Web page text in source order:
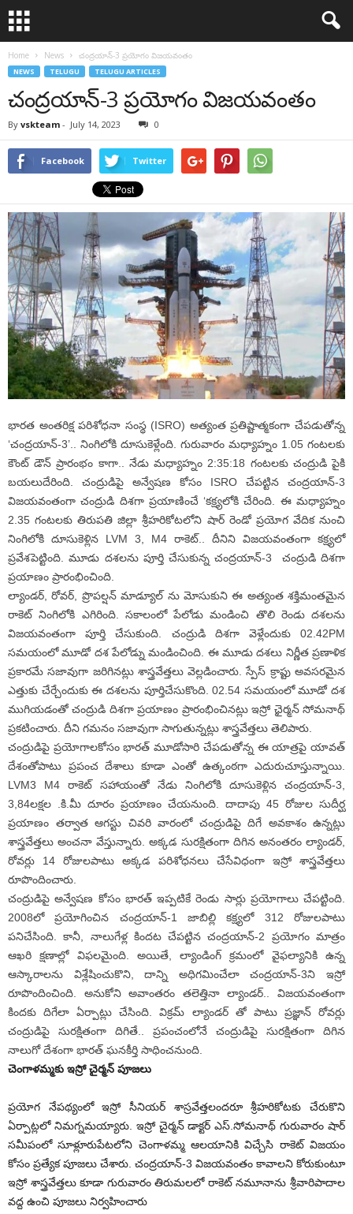
Home News చంద్రయాన్-3 ప్రయోగం విజయవంతం
NEWS TELUGU TELUGU ARTICLES
చంద్రయాన్-3 ప్రయోగం విజయవంతం
By vskteam - July 14, 2023 0
Facebook Twitter
భారత అంతరిక్ష పరిశోధనా సంస్థ (ISRO) అత్యంత ప్రతిష్టాత్మకంగా చేపడుతోన్న
‘చంద్రయాన్-3’.. నింగిలోకి దూసుకెళ్లేంది. గురువారం మధ్యాహ్నం 1.05 గంటలకు
కౌంట్ డౌన్ ప్రారంభం కాగా.. నేడు మధ్యాహ్నం 2:35:18 గంటలకు చంద్రుడి పైకి
బయలుదేరింది. చంద్రుడిపై అన్వేషణ కోసం ISRO చేపట్టిన చంద్రయాన్-3
విజయవంతంగా చంద్రుడి దిశగా ప్రయాణించే ‘కక్ష్యలోకి చేరింది. ఈ మధ్యాహ్నం
2.35 గంటలకు తిరుపతి జిల్లా శ్రీహరికోటలోని షార్ రెండో ప్రయోగ వేదిక నుంచి
నింగిలోకి దూసుకెళ్లిన LVM 3, M4 రాకెట్.. దీనిని విజయవంతంగా కక్ష్యలో
ప్రవేశపెట్టింది. మూడు దశలను పూర్తి చేసుకున్న చంద్రయాన్-3 చంద్రుడి దిశగా
ప్రయాణం ప్రారంభించింది.
ల్యాండర్, రోవర్, ప్రొపల్షన్ మాడ్యూల్ ను మోసుకుని ఈ అత్యంత శక్తిమంతమైన
రాకెట్ నింగిలోకి ఎగిరింది. సకాలంలో పేలోడు మండించి తొలి రెండు దశలను
విజయవంతంగా పూర్తి చేసుకుంది. చంద్రుడి దిశగా వెళ్లేందుకు 02.42PM
సమయంలో మూడో దశ పేలోడ్ను మండించింది. ఈ మూడు దశలు నిర్ణీత ప్రణాళిక
ప్రకారమే సజావుగా జరిగినట్లు శాస్త్రవేత్తలు వెల్లడించారు. స్పేస్ క్రాప్టు అవసరమైన
ఎత్తుకు చేర్చేందుకు ఈ దశలను పూర్తిచేసుకొంది. 02.54 సమయంలో మూడో దశ
ముగియడంతో చంద్రుడి దిశగా ప్రయాణం ప్రారంభించినట్లు ఇస్రో ఛైర్మన్ సోమనాథ్
ప్రకటించారు. దీని గమనం సజావుగా సాగుతున్నట్లు శాస్త్రవేత్తలు తెలిపారు.
చంద్రుడిపై ప్రయోగాలకోసం భారత్ మూడోసారి చేపడుతోన్న ఈ యాత్రపై యావత్
దేశంతోపాటు ప్రపంచ దేశాలు కూడా ఎంతో ఉత్కంఠగా ఎదురుచూస్తున్నాయి.
LVM3 M4 రాకెట్ సహాయంతో నేడు నింగిలోకి దూసుకెళ్లిన చంద్రయాన్-3,
3,84లక్షల .కి.మీ దూరం ప్రయాణం చేయనుంది. దాదాపు 45 రోజుల సుదీర్ఘ
ప్రయాణం తర్వాత ఆగస్టు చివరి వారంలో చంద్రుడిపై దిగే అవకాశం ఉన్నట్లు
శాస్త్రవేత్తలు అంచనా వేస్తున్నారు. అక్కడ సురక్షితంగా దిగిన అనంతరం ల్యాండర్,
రోవర్లు 14 రోజులపాటు అక్కడ పరిశోధనలు చేసేవిధంగా ఇస్రో శాస్త్రవేత్తలు
రూపొందించారు.
చంద్రుడిపై అన్వేషణ కోసం భారత్ ఇప్పటికే రెండు సార్లు ప్రయోగాలు చేపట్టింది.
2008లో ప్రయోగించిన చంద్రయాన్-1 జాబిల్లి కక్ష్యలో 312 రోజులపాటు
పనిచేసింది. కానీ, నాలుగేళ్ల కిందట చేపట్టిన చంద్రయాన్-2 ప్రయోగం మాత్రం
ఆఖరి క్షణాల్లో విఫలమైంది. అయితే, ల్యాండింగ్ క్రమంలో వైఫల్యానికి ఉన్న
ఆస్కారాలను విశ్లేషించుకొని, దాన్ని అధిగమించేలా చంద్రయాన్-3ని ఇస్రో
రూపొందించింది. అనుకోని అవాంతరం తలెత్తినా ల్యాండర్.. విజయవంతంగా
కిందకు దిగేలా ఏర్పాట్లు చేసింది. విక్రమ్ ల్యాండర్ తో పాటు ప్రజ్ఞాన్ రోవర్లు
చంద్రుడిపై సురక్షితంగా దిగితే.. ప్రపంచంలోనే చంద్రుడిపై సురక్షితంగా దిగిన
నాలుగో దేశంగా భారత్ ఘనకీర్తి సాధించనుంది.
చెంగాళమ్మకు ఇస్రో చైర్మన్‌ పూజలు
ప్రయోగ నేపథ్యంలో ఇస్రో సీనియర్‌ శాస్రవేత్తలందరూ శ్రీహరికోటకు చేరుకొని
ఏర్పాట్లలో నిమగ్నమయ్యారు. ఇస్రో చైర్మన్‌ డాక్టర్‌ ఎస్‌.సోమనాథ్‌ గురువారం షార్‌
సమీపంలో సూళ్లూరుపేటలోని చెంగాళమ్మ ఆలయానికి విచ్చేసి రాకెట్‌ విజయం
కోసం ప్రత్యేక పూజలు చేశారు. చంద్రయాన్‌-3 విజయవంతం కావాలని కోరుకుంటూ
ఇస్రో శాస్త్రవేత్తలు కూడా గురువారం తిరుమలలో రాకెట్‌ నమూనాను శ్రీవారిపాదాల
వద్ద ఉంచి పూజలు నిర్వహించారు